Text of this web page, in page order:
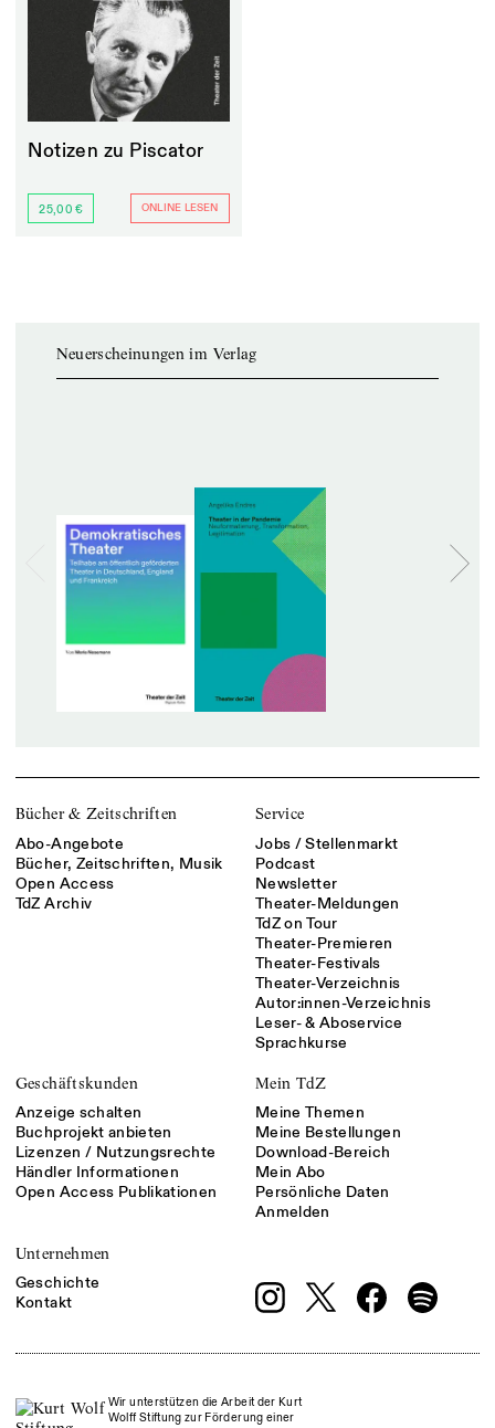
Notizen zu Piscator
25,00 € ONLINE LESEN
Neuerscheinungen im Verlag
Bücher & Zeitschriften
Abo-Angebote
Bücher, Zeitschriften, Musik
Open Access
TdZ Archiv
Service
Jobs / Stellenmarkt
Podcast
Newsletter
Theater-Meldungen
TdZ on Tour
Theater-Premieren
Theater-Festivals
Theater-Verzeichnis
Autor:innen-Verzeichnis
Leser- & Aboservice
Sprachkurse
Geschäftskunden
Anzeige schalten
Buchprojekt anbieten
Lizenzen / Nutzungsrechte
Händler Informationen
Open Access Publikationen
Mein TdZ
Meine Themen
Meine Bestellungen
Download-Bereich
Mein Abo
Persönliche Daten
Anmelden
Unternehmen
Geschichte
Kontakt
Wir unterstützen die Arbeit der Kurt
Wolff Stiftung zur Förderung einer